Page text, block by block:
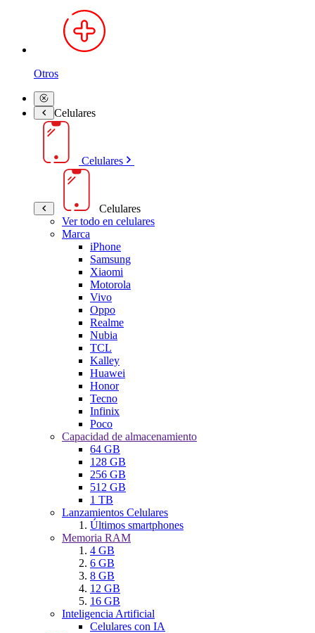
Otros
Celulares
Celulares
Celulares
Ver todo en celulares
Marca
iPhone
Samsung
Xiaomi
Motorola
Vivo
Oppo
Realme
Nubia
TCL
Kalley
Huawei
Honor
Tecno
Infinix
Poco
Capacidad de almacenamiento
64 GB
128 GB
256 GB
512 GB
1 TB
Lanzamientos Celulares
Últimos smartphones
Memoria RAM
4 GB
6 GB
8 GB
12 GB
16 GB
Inteligencia Artificial
Celulares con IA